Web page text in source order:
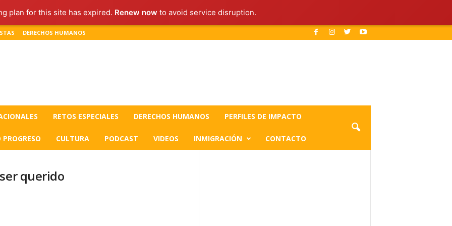
plan for this site has expired. Renew now to avoid service disruption.
DERECHOS HUMANOS
RETOS ESPECIALES DERECHOS HUMANOS PERFILES DE IMPACTO
PROGRESO CULTURA PODCAST VIDEOS INMIGRACIÓN CONTACTO
querido